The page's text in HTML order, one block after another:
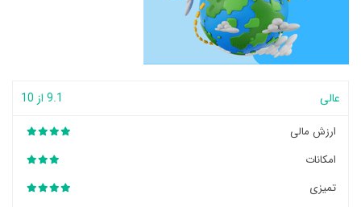
عالی 9.1 از 10
ارزش مالی
امکانات
تمیزی